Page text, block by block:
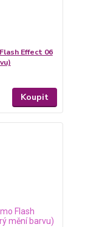
Effect 06
Koupit